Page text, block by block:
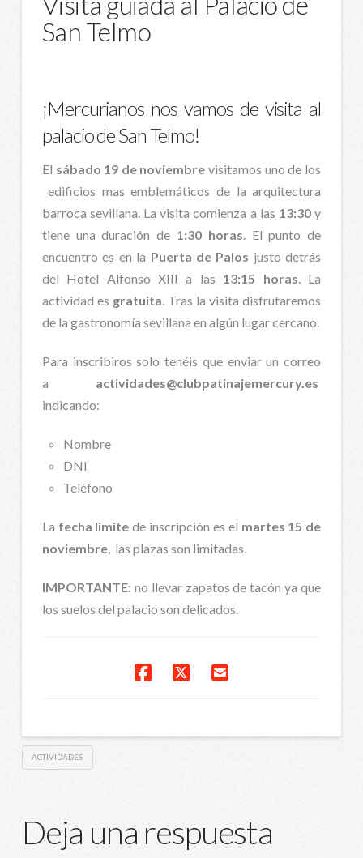
San Telmo
¡Mercurianos nos vamos de visita al
palacio de San Telmo!
El sábado 19 de noviembre visitamos uno de los
edificios mas emblemáticos de la arquitectura
barroca sevillana. La visita comienza a las 13:30y
tiene una duración de 1:30 horas. El punto de
encuentro es en la Puerta de Palos justo detrás
del Hotel Alfonso XIII a las 13:15 horas. La
actividad es gratuita. Tras la visita disfrutaremos
de la gastronomía sevillana en algún lugar cercano.
Para inscribiros solo tenéis que enviar un correo
a actividades@clubpatinajemercury.es
indicando:
Nombre
DNI
Teléfono
La fecha limite de inscripción es el martes 15 de
noviembre, las plazas son limitadas.
IMPORTANTE: no llevar zapatos de tacón ya que
los suelos del palacio son delicados.
ACTIVIDADES
Deja una respuesta